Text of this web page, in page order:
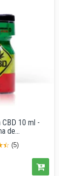
10 ml -
de...
(5)